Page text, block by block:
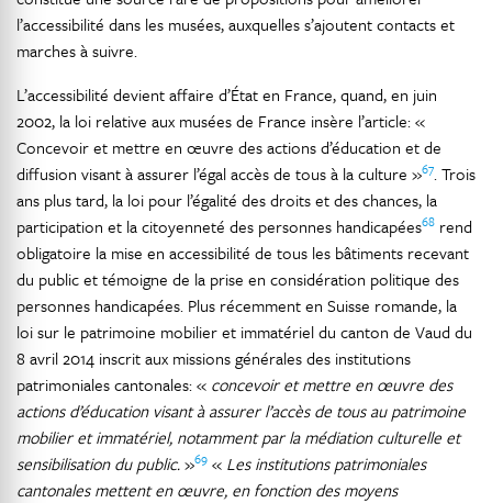
l’accessibilité dans les musées, auxquelles s’ajoutent contacts et
marches à suivre.
L’accessibilité devient affaire d’État en France, quand, en juin
2002, la loi relative aux musées de France insère l’article: «
Concevoir et mettre en œuvre des actions d’éducation et de
diffusion visant à assurer l’égal accès de tous à la culture »67. Trois
ans plus tard, la loi pour l’égalité des droits et des chances, la
participation et la citoyenneté des personnes handicapées68 rend
obligatoire la mise en accessibilité de tous les bâtiments recevant
du public et témoigne de la prise en considération politique des
personnes handicapées. Plus récemment en Suisse romande, la
loi sur le patrimoine mobilier et immatériel du canton de Vaud du
8 avril 2014 inscrit aux missions générales des institutions
patrimoniales cantonales: « concevoir et mettre en œuvre des
actions d’éducation visant à assurer l’accès de tous au patrimoine
mobilier et immatériel, notamment par la médiation culturelle et
sensibilisation du public.»69 « Les institutions patrimoniales
cantonales mettent en œuvre, en fonction des moyens